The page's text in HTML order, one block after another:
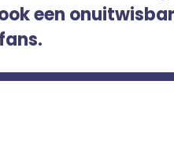
een